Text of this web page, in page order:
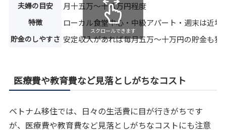
夫婦の目安 月十五万〜十八万円程度
特徴 ローカル食堂中心・中級アパート・週末は近場
貯金のしやすさ 安定収入があれば毎月五万〜十万円の貯金も狙
スクロールできます
医療費や教育費など見落としがちなコスト
ベトナム移住では、日々の生活費に目が行きがちです
が、医療費や教育費など見落としがちなコストにも注意